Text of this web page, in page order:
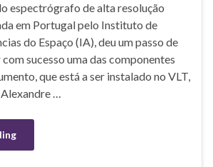
espectrógrafo de alta resolução
em Portugal pelo Instituto de
do Espaço (IA), deu um passo de
sucesso uma das componentes
que está a ser instalado no VLT,
Alexandre …